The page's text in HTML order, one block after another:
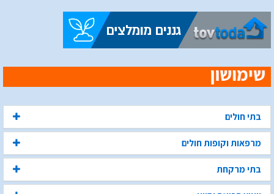
בתי חולים
מרפאות וקופות חולים
בתי מרקחת